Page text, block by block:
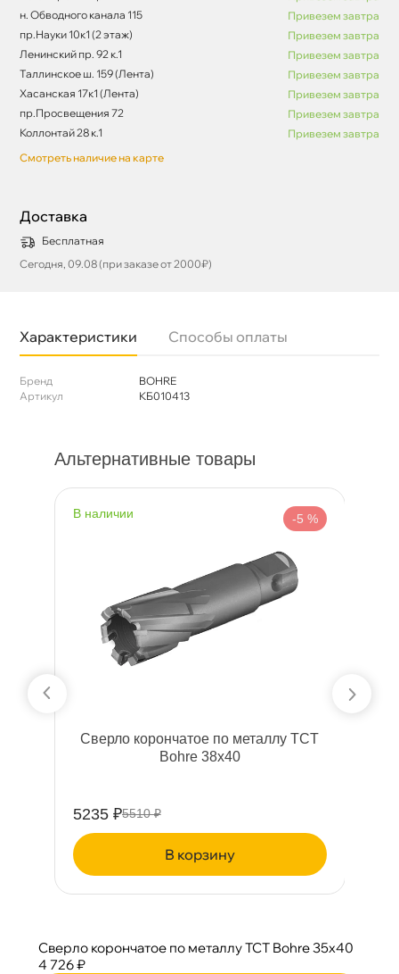
н. Обводного канала 115
Привезем завтра
пр.Науки 10к1 (2 этаж)
Привезем завтра
Ленинский пр. 92 к.1
Привезем завтра
Таллинское ш. 159 (Лента)
Привезем завтра
Хасанская 17к1 (Лента)
Привезем завтра
пр.Просвещения 72
Привезем завтра
Коллонтай 28 к.1
Привезем завтра
Смотреть наличие на карте
Доставка
Бесплатная
Сегодня, 09.08 (при заказе от 2000₽)
Характеристики Способы оплаты
Бренд
BOHRE
Артикул
КБ010413
Альтернативные товары
наличии -5 %
Сверло корончатое по металлу TCT
Bohre 38х40
5235 ₽5510 ₽
корзину
Сверло корончатое по металлу TCT Bohre 35х40
4 726 ₽